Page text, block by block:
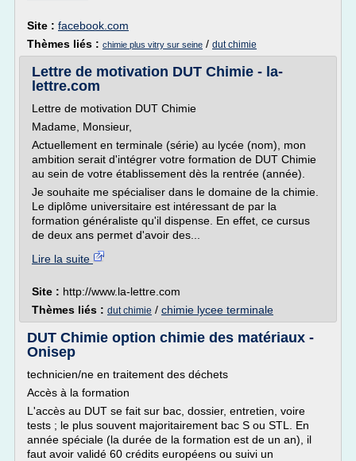
Site : facebook.com
Thèmes liés : chimie plus vitry sur seine / dut chimie
Lettre de motivation DUT Chimie - la-
lettre.com
Lettre de motivation DUT Chimie
Madame, Monsieur,
Actuellement en terminale (série) au lycée (nom), mon
ambition serait d'intégrer votre formation de DUT Chimie
au sein de votre établissement dès la rentrée (année).
Je souhaite me spécialiser dans le domaine de la chimie.
Le diplôme universitaire est intéressant de par la
formation généraliste qu'il dispense. En effet, ce cursus
de deux ans permet d'avoir des...
Lire la suite
Site : http://www.la-lettre.com
Thèmes liés : dut chimie / chimie lycee terminale
DUT Chimie option chimie des matériaux -
Onisep
technicien/ne en traitement des déchets
Accès à la formation
L'accès au DUT se fait sur bac, dossier, entretien, voire
tests ; le plus souvent majoritairement bac S ou STL. En
année spéciale (la durée de la formation est de un an), il
faut avoir validé 60 crédits européens ou suivi un